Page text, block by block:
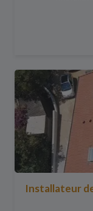
Installateur